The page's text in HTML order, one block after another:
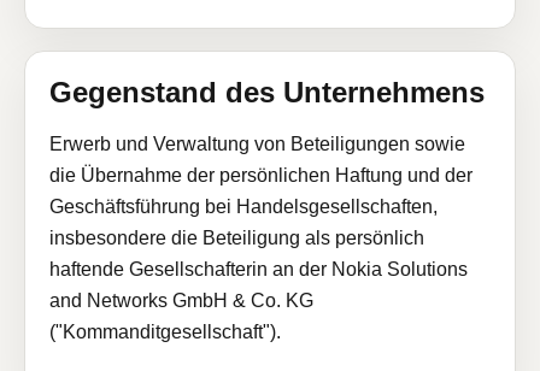
Gegenstand des Unternehmens
Erwerb und Verwaltung von Beteiligungen sowie
die Übernahme der persönlichen Haftung und der
Geschäftsführung bei Handelsgesellschaften,
insbesondere die Beteiligung als persönlich
haftende Gesellschafterin an der Nokia Solutions
and Networks GmbH & Co. KG
("Kommanditgesellschaft").